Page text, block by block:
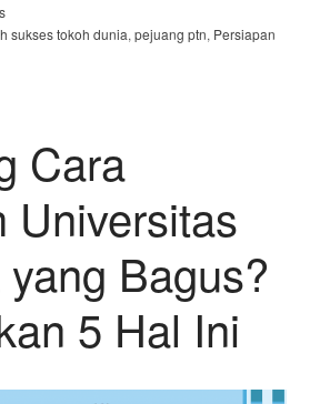
sukses tokoh dunia, pejuang ptn, Persiapan
Cara
Universitas
Bagus?
5 Hal Ini